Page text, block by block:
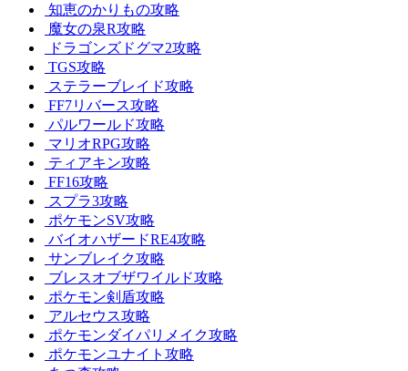
知恵のかりもの攻略
魔女の泉R攻略
ドラゴンズドグマ2攻略
TGS攻略
ステラーブレイド攻略
FF7リバース攻略
パルワールド攻略
マリオRPG攻略
ティアキン攻略
FF16攻略
スプラ3攻略
ポケモンSV攻略
バイオハザードRE4攻略
サンブレイク攻略
ブレスオブザワイルド攻略
ポケモン剣盾攻略
アルセウス攻略
ポケモンダイパリメイク攻略
ポケモンユナイト攻略